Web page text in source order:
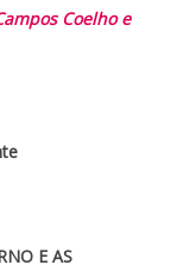
Coelho e
E AS